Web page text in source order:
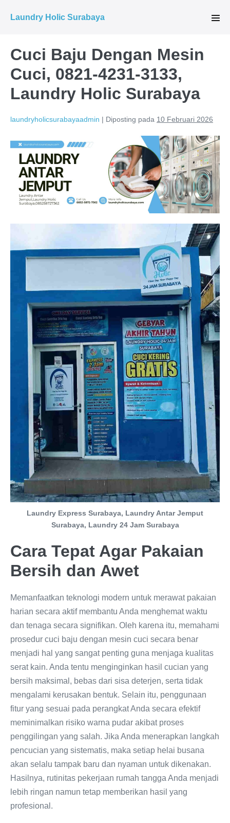
Laundry Holic Surabaya
Cuci Baju Dengan Mesin
Cuci, 0821-4231-3133,
Laundry Holic Surabaya
laundryholicsurabayaadmin | Diposting pada 10 Februari 2026
Laundry Express Surabaya, Laundry Antar Jemput
Surabaya, Laundry 24 Jam Surabaya
Cara Tepat Agar Pakaian
Bersih dan Awet
Memanfaatkan teknologi modern untuk merawat pakaian
harian secara aktif membantu Anda menghemat waktu
dan tenaga secara signifikan. Oleh karena itu, memahami
prosedur cuci baju dengan mesin cuci secara benar
menjadi hal yang sangat penting guna menjaga kualitas
serat kain. Anda tentu menginginkan hasil cucian yang
bersih maksimal, bebas dari sisa deterjen, serta tidak
mengalami kerusakan bentuk. Selain itu, penggunaan
fitur yang sesuai pada perangkat Anda secara efektif
meminimalkan risiko warna pudar akibat proses
penggilingan yang salah. Jika Anda menerapkan langkah
pencucian yang sistematis, maka setiap helai busana
akan selalu tampak baru dan nyaman untuk dikenakan.
Hasilnya, rutinitas pekerjaan rumah tangga Anda menjadi
lebih ringan namun tetap memberikan hasil yang
profesional.